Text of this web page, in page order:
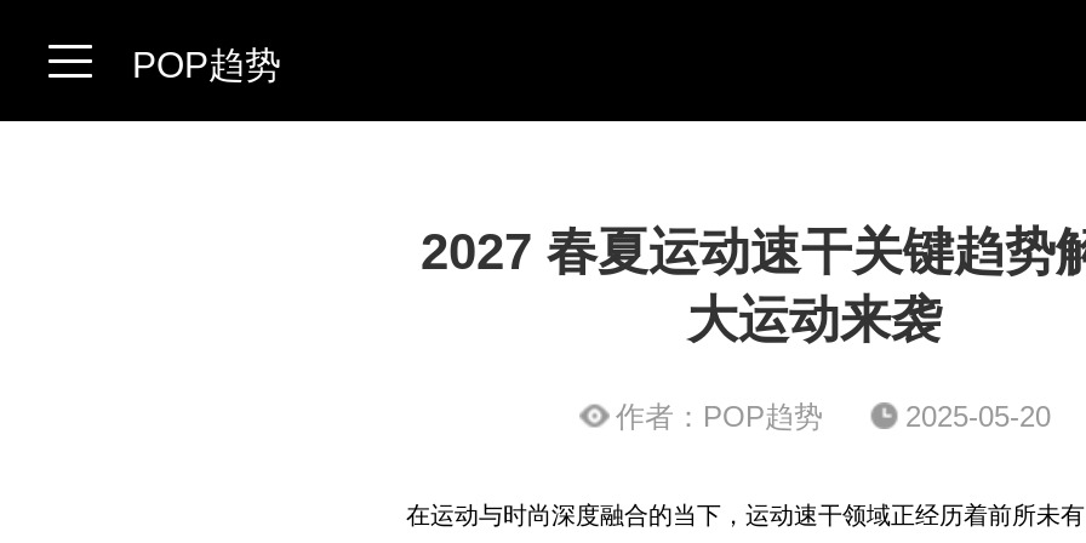
POP趋势
2027 春夏运动速干关键趋势
大运动来袭
作者：POP趋势 2025-05-20
在运动与时尚深度融合的当下，运动速干领域正经历着前所未